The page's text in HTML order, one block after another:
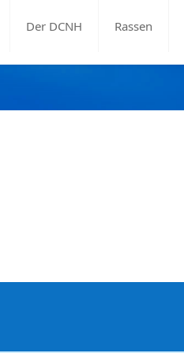
Der DCNH Rassen